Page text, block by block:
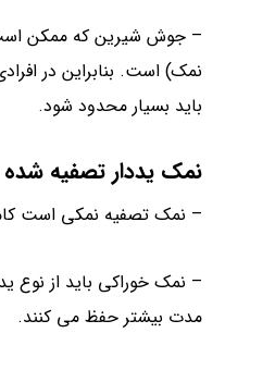
– جوش شیرین که ممکن است
نمک) است. بنابراین در
باید بسیار محدود شود.
نمک یددار تصفیه شده
– نمک تصفیه نمکی است
– نمک خوراکی باید از نوع
مدت بیشتر حفظ می کنند.